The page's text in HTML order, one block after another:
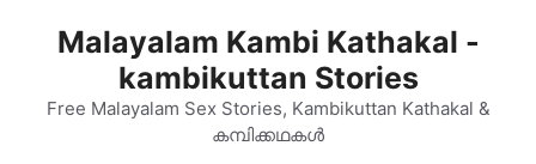
Malayalam Kambi Kathakal -
kambikuttan Stories
Free Malayalam Sex Stories, Kambikuttan Kathakal &
കമ്പിക്കഥകൾ